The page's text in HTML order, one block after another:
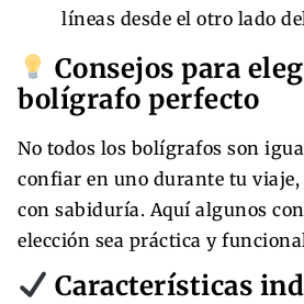
líneas desde el otro lado
Consejos para
bolígrafo perfecto
No todos los bolígrafos son
confiar en uno durante tu
con sabiduría. Aquí algunos
elección sea práctica y
Características